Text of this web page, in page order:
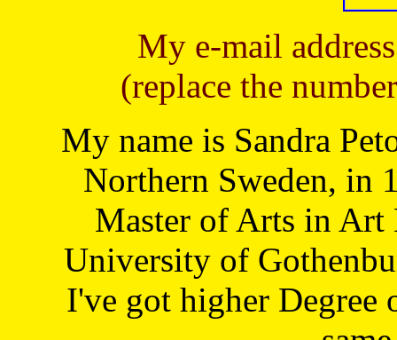
My e-mail
(replace the
My name is Sandra
Northern Sweden, in
Master of Arts in Art
University of
I've got higher Degree